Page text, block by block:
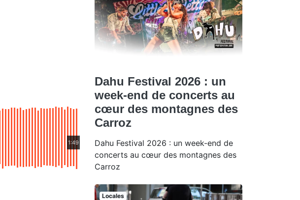
1:49
Dahu Festival 2026 : un
week-end de concerts au
cœur des montagnes des
Carroz
Dahu Festival 2026 : un week-end de
concerts au cœur des montagnes des
Carroz
Locales